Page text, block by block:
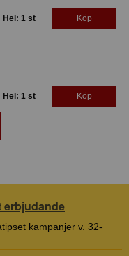
Hel: 1 st Köp
Hel: 1 st Köp
erbjudande
kampanjer v. 32-